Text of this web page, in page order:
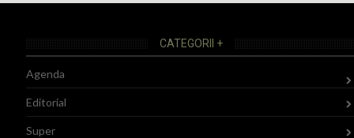
CATEGORII +
Agenda
Editorial
Super